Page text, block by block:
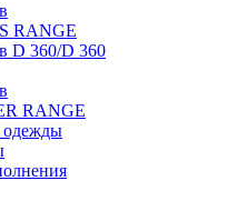
RANGE
D 360/D 360
RANGE
одежды